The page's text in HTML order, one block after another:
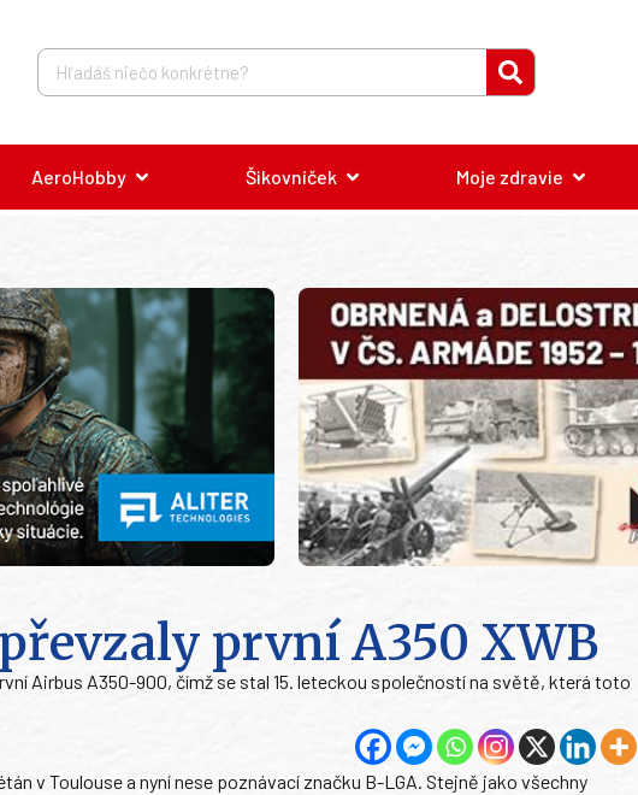
AeroHobby Šikovníček Moje zdravie
první A350 XWB
Airbus A350-900, čímž se stal 15. leteckou společností na světě, která toto
v Toulouse a nyní nese poznávací značku B-LGA. Stejně jako všechny